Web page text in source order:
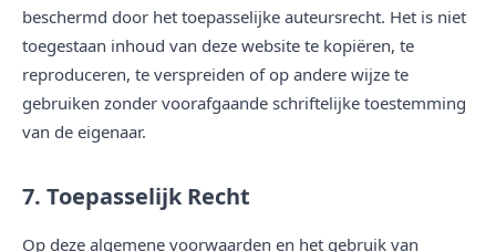
beschermd door het toepasselijke auteursrecht. Het is niet
toegestaan inhoud van deze website te kopiëren, te
reproduceren, te verspreiden of op andere wijze te
gebruiken zonder voorafgaande schriftelijke toestemming
van de eigenaar.
7. Toepasselijk Recht
Op deze algemene voorwaarden en het gebruik van